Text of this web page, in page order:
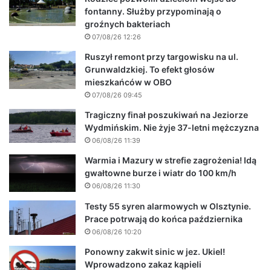
fontanny. Służby przypominają o
groźnych bakteriach
07/08/26 12:26
Ruszył remont przy targowisku na ul.
Grunwaldzkiej. To efekt głosów
mieszkańców w OBO
07/08/26 09:45
Tragiczny finał poszukiwań na Jeziorze
Wydmińskim. Nie żyje 37-letni mężczyzna
06/08/26 11:39
Warmia i Mazury w strefie zagrożenia! Idą
gwałtowne burze i wiatr do 100 km/h
06/08/26 11:30
Testy 55 syren alarmowych w Olsztynie.
Prace potrwają do końca października
06/08/26 10:20
Ponowny zakwit sinic w jez. Ukiel!
Wprowadzono zakaz kąpieli